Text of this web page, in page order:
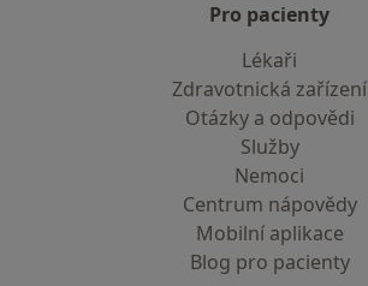
Pro pacienty
Lékaři
Zdravotnická zařízení
Otázky a odpovědi
Služby
Nemoci
Centrum nápovědy
Mobilní aplikace
Blog pro pacienty